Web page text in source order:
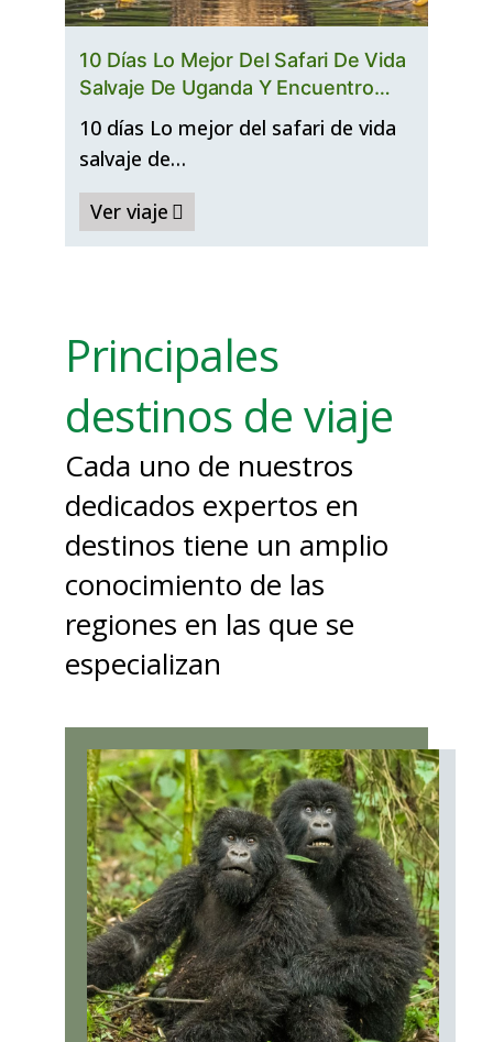
10 Días Lo Mejor Del Safari De Vida
Salvaje De Uganda Y Encuentro
Con Primates
10 días Lo mejor del safari de vida
salvaje de…
Ver viaje
Principales
destinos de viaje
Cada uno de nuestros
dedicados expertos en
destinos tiene un amplio
conocimiento de las
regiones en las que se
especializan